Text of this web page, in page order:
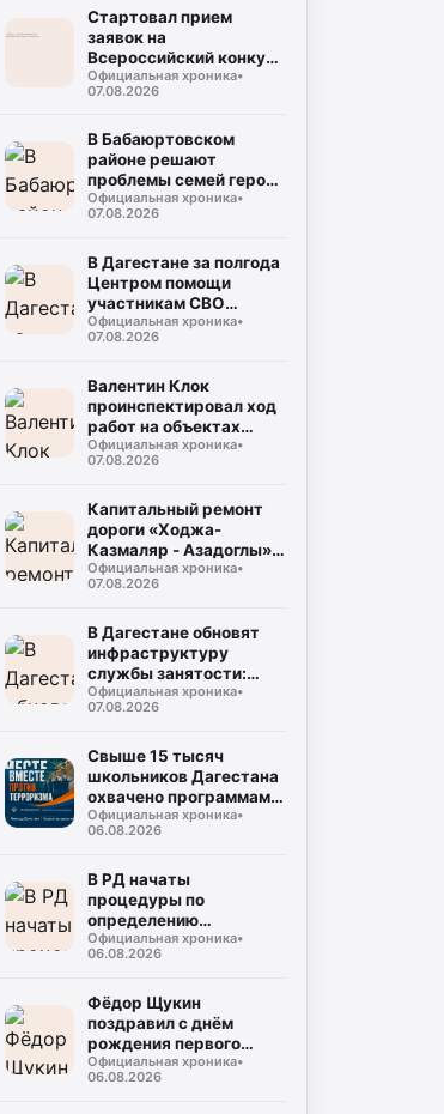
Стартовал прием
заявок на
Всероссийский конкурс
«Столица детского
туризма – 2027»
Официальная хроника•
07.08.2026
В Бабаюртовском
районе решают
проблемы семей героев
СВО
Официальная хроника•
07.08.2026
В Дагестане за полгода
Центром помощи
участникам СВО
обработано около
тысячи обращений
Официальная хроника•
07.08.2026
Валентин Клок
проинспектировал ход
работ на объектах
водоснабжения в
Буйнакске и
Официальная хроника•
07.08.2026
Капитальный ремонт
дороги «Ходжа-
Казмаляр - Азадоглы» в
Магарамкентском
районе выходит на
Официальная хроника•
07.08.2026
В Дагестане обновят
инфраструктуру
службы занятости:
масштабная
модернизация охватит
Официальная хроника•
07.08.2026
Свыше 15 тысяч
школьников Дагестана
охвачено программами
социальной
профилактики в 2026
Официальная хроника•
06.08.2026
В РД начаты
процедуры по
определению
подрядчика для
строительства
Махачкалы
Официальная хроника•
06.08.2026
Фёдор Щукин
поздравил с днём
рождения первого
президента РД Муху
Алиева
Официальная хроника•
06.08.2026